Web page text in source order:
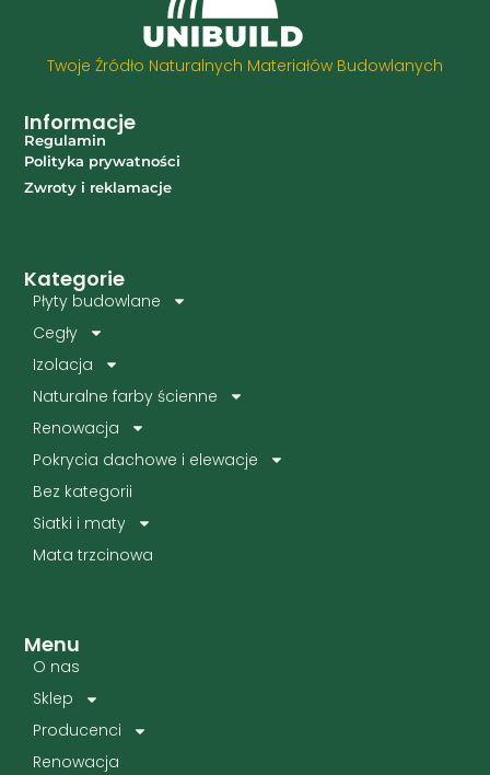
Twoje Źródło Naturalnych Materiałów Budowlanych
Menu
O nas
Sklep
Producenci
Renowacja
Kategorie
Płyty budowlane
Cegły
Izolacja
Naturalne farby ścienne
Renowacja
Pokrycia dachowe i elewacje
Bez kategorii
Siatki i maty
Mata trzcinowa
Informacje
Regulamin
Polityka prywatności
Zwroty i reklamacje